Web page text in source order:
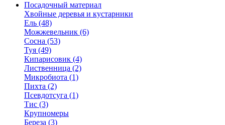
Посадочный материал
Хвойные деревья и кустарники
Ель (48)
Можжевельник (6)
Сосна (53)
Туя (49)
Кипарисовик (4)
Лиственница (2)
Микробиота (1)
Пихта (2)
Псевдотсуга (1)
Тис (3)
Крупномеры
Береза (3)